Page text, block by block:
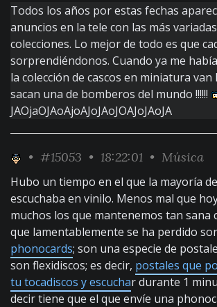
Todos los años por estas fechas
anuncios en la tele con las más
colecciones. Lo mejor de todo es que
sorprendiéndonos. Cuando ya me
la colección de cascos en miniatura van
sacan una de bomberos del mundo !!!!!!
JAOjaOJAoAjoAJoJAoJOAJoJAoJA
• #15053 • 18:22:01 • Música
Hubo un tiempo en el que la mayoría
escuchaba en vinilo. Menos mal que
muchos los que mantenemos tan sana
que lamentablemente se ha perdido
phonocards; son una especie de
son flexidiscos; es decir, postales que
tu tocadiscos y escuchar durante 1
decir tiene que el que envíe una